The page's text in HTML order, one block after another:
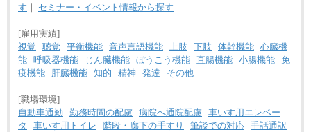
す ｜ セミナー・イベント情報から探す
[雇用実績]
視覚
聴覚 平衡機能 音声言語機能 上肢 下肢 体幹機能 心臓機
能 呼吸器機能 じん臓機能 ぼうこう機能 直腸機能 小腸機能 免
疫機能
肝臓機能 知的 精神 発達 その他
[職場環境]
自動車通勤
勤務時間の配慮 病院へ通院配慮 車いす用エレベー
タ
車いす用トイレ 階段・廊下の手すり 筆談での対応 手話通訳